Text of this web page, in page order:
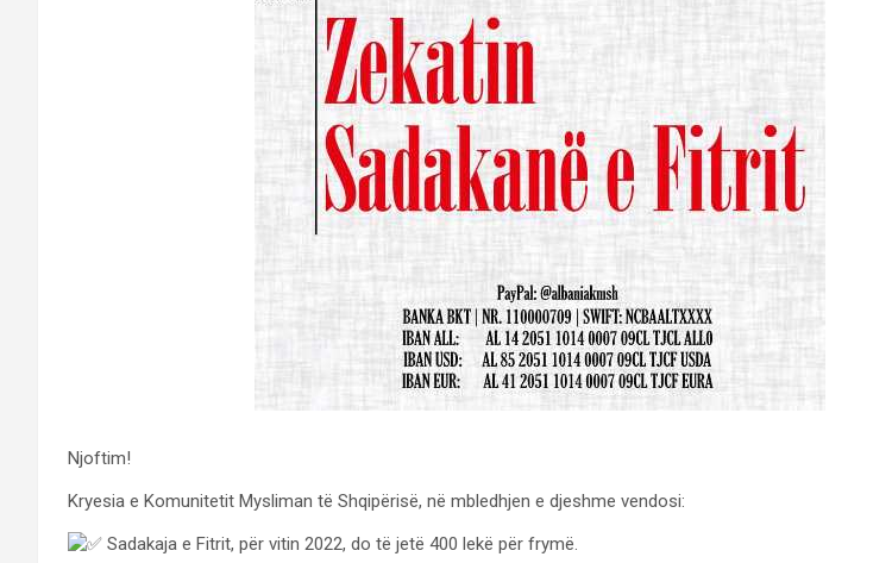
Njoftim!
Kryesia e Komunitetit Mysliman të Shqipërisë, në mbledhjen e djeshme vendosi:
Sadakaja e Fitrit, për vitin 2022, do të jetë 400 lekë për frymë.